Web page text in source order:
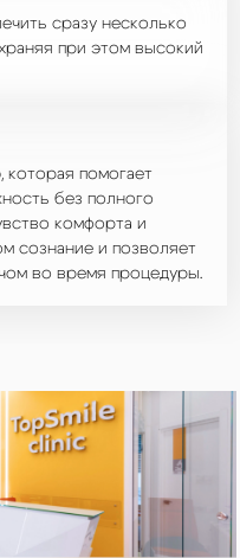
сразу несколько
при этом высокий
помогает
без полного
комфорта и
сознание и позволяет
во время процедуры.